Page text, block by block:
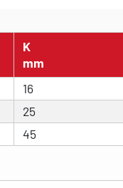
K
mm
16
25
45